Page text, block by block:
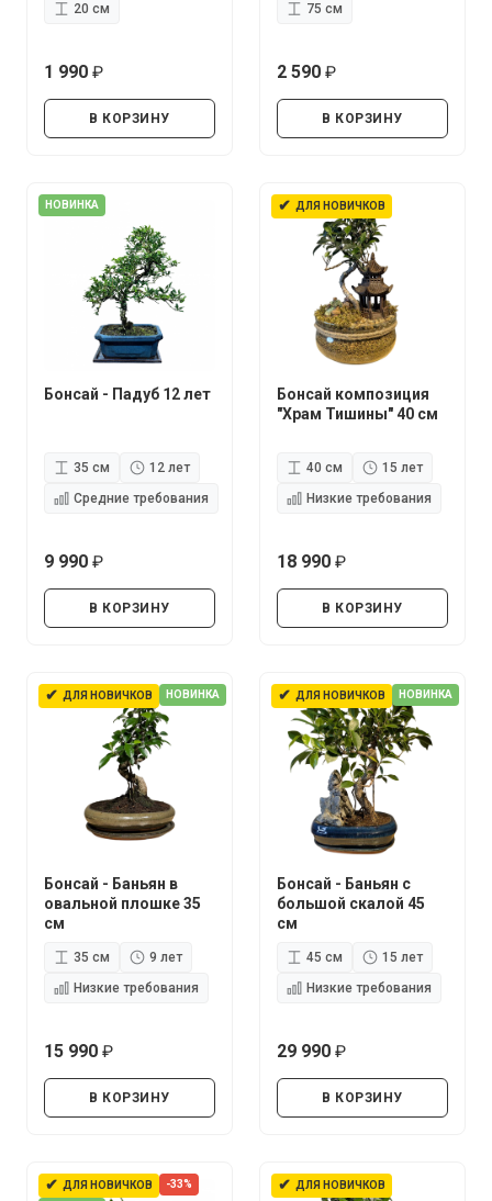
20 см
1 990
В КОРЗИНУ
75 см
2 590
В КОРЗИНУ
НОВИНКА
Бонсай - Падуб 12 лет
35 см
12 лет
Средние требования
9 990
В КОРЗИНУ
✔ ДЛЯ НОВИЧКОВ
Бонсай композиция
"Храм Тишины" 40 см
40 см
15 лет
Низкие требования
18 990
В КОРЗИНУ
✔ ДЛЯ НОВИЧКОВ НОВИНКА
Бонсай - Баньян в
овальной плошке 35
см
35 см
9 лет
Низкие требования
15 990
В КОРЗИНУ
✔ ДЛЯ НОВИЧКОВ НОВИНКА
Бонсай - Баньян с
большой скалой 45
см
45 см
15 лет
Низкие требования
29 990
В КОРЗИНУ
✔ ДЛЯ НОВИЧКОВ
-33%
✔ ДЛЯ НОВИЧКОВ